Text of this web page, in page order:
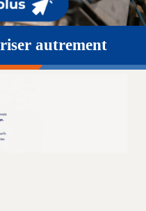
autrement